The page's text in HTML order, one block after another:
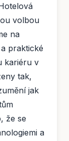
volbou
na
praktické
kariéru v
tak,
jak
že se
a